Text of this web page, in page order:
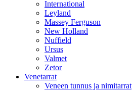
International
Leyland
Massey Ferguson
New Holland
Nuffield
Ursus
Valmet
Zetor
Venetarrat
Veneen tunnus ja nimitarrat